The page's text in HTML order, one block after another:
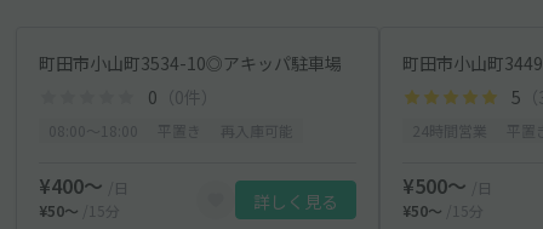
町田市小山町3534-10◎アキッパ駐車場
0 （0件）
¥400〜
/日
¥50〜
/15分 詳しく見る
町田市小山町
5
¥500〜
/日
¥50〜
/15分